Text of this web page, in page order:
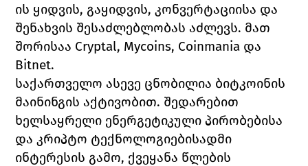
ის ყიდვის, გაყიდვის, კონვერტაციისა და
შენახვის შესაძლებლობას აძლევს. მათ
შორისაა Cryptal, Mycoins, Coinmania და
Bitnet.
საქართველო ასევე ცნობილია ბიტკოინის
მაინინგის აქტივობით. შედარებით
ხელსაყრელი ენერგეტიკული პირობებისა
და კრიპტო ტექნოლოგიებისადმი
ინტერესის გამო, ქვეყანა წლების